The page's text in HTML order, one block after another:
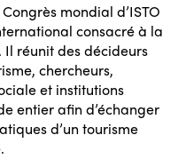
mondial d’ISTO
consacré à la
réunit des décideurs
chercheurs,
et institutions
entier afin d’échanger
d’un tourisme